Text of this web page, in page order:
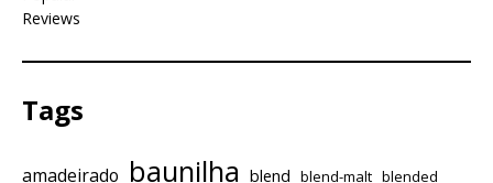
Reviews
Tags
amadeirado baunilha blend blend-malt blended